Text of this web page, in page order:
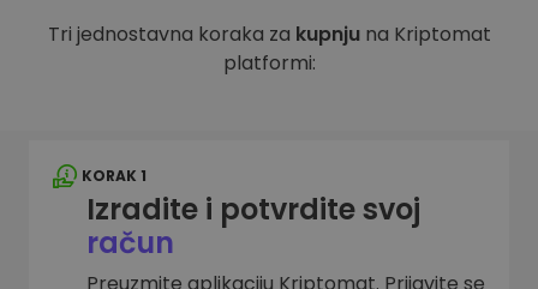
Tri jednostavna koraka za kupnju na Kriptomat
platformi:
KORAK 1
Izradite i potvrdite svoj
račun